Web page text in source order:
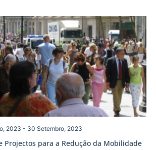
Projectos para a Redução da Mobilidade
2023 - 30 Setembro, 2023